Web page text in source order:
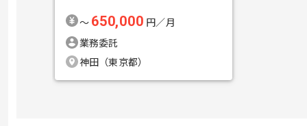
〜 650,000 円／月
業務委託
神田（東京都）